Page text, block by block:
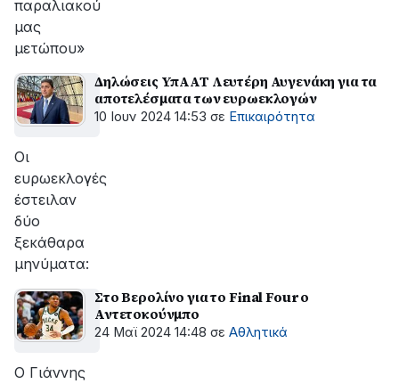
παραλιακού
μας
μετώπου»
Δηλώσεις ΥπΑΑΤ Λευτέρη Αυγενάκη για τα
αποτελέσματα των ευρωεκλογών
10 Ιουν 2024 14:53 σε Επικαιρότητα
Οι
ευρωεκλογές
έστειλαν
δύο
ξεκάθαρα
μηνύματα:
Στο Βερολίνο για το Final Four ο
Αντετοκούνμπο
24 Μαϊ 2024 14:48 σε Αθλητικά
Ο Γιάννης